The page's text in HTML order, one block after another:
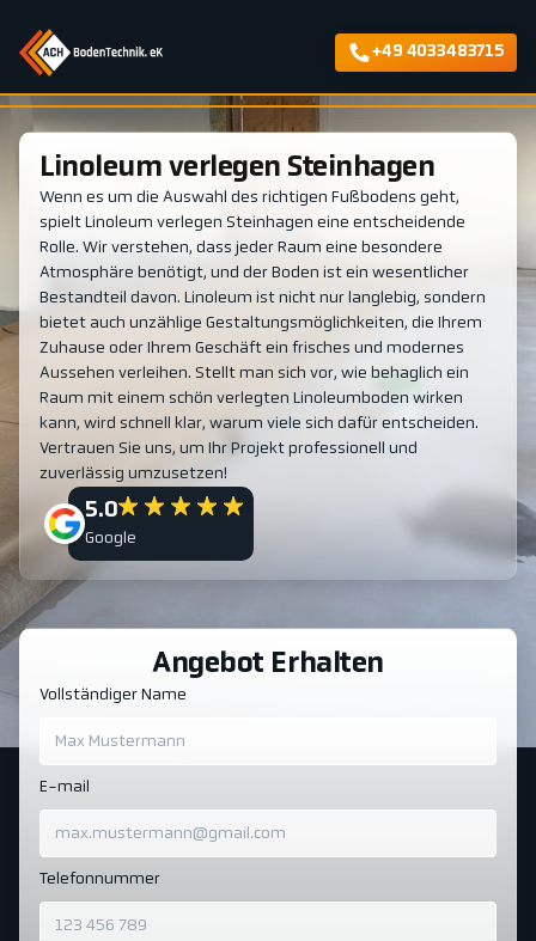
+49 4033483715
Linoleum verlegen Steinhagen
Wenn es um die Auswahl des richtigen Fußbodens geht,
spielt Linoleum verlegen Steinhagen eine entscheidende
Rolle. Wir verstehen, dass jeder Raum eine besondere
Atmosphäre benötigt, und der Boden ist ein wesentlicher
Bestandteil davon. Linoleum ist nicht nur langlebig, sondern
bietet auch unzählige Gestaltungsmöglichkeiten, die Ihrem
Zuhause oder Ihrem Geschäft ein frisches und modernes
Aussehen verleihen. Stellt man sich vor, wie behaglich ein
Raum mit einem schön verlegten Linoleumboden wirken
kann, wird schnell klar, warum viele sich dafür entscheiden.
Vertrauen Sie uns, um Ihr Projekt professionell und
zuverlässig umzusetzen!
5.0
Google
Angebot Erhalten
Vollständiger Name
E-mail
Telefonnummer